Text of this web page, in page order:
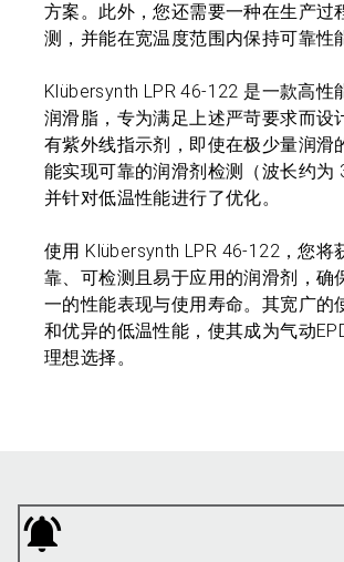
方案。此外，您还需要一种在生产过
测，并能在宽温度范围内保持可靠性
Klübersynth LPR 46-122 是一款高性
润滑脂，专为满足上述严苛要求而设
有紫外线指示剂，即使在极少量润滑
能实现可靠的润滑剂检测（波长约为
并针对低温性能进行了优化。
使用 Klübersynth LPR 46-122，您将
靠、可检测且易于应用的润滑剂，确
一的性能表现与使用寿命。其宽广的
和优异的低温性能，使其成为气动
理想选择。